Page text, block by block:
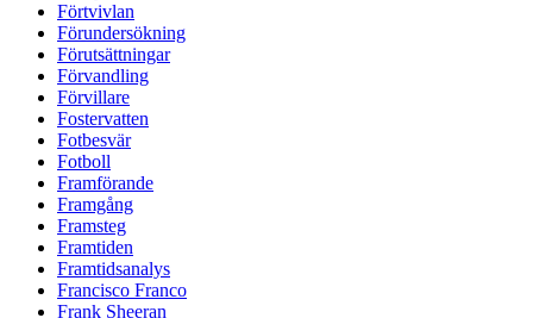
Förtvivlan
Förundersökning
Förutsättningar
Förvandling
Förvillare
Fostervatten
Fotbesvär
Fotboll
Framförande
Framgång
Framsteg
Framtiden
Framtidsanalys
Francisco Franco
Frank Sheeran